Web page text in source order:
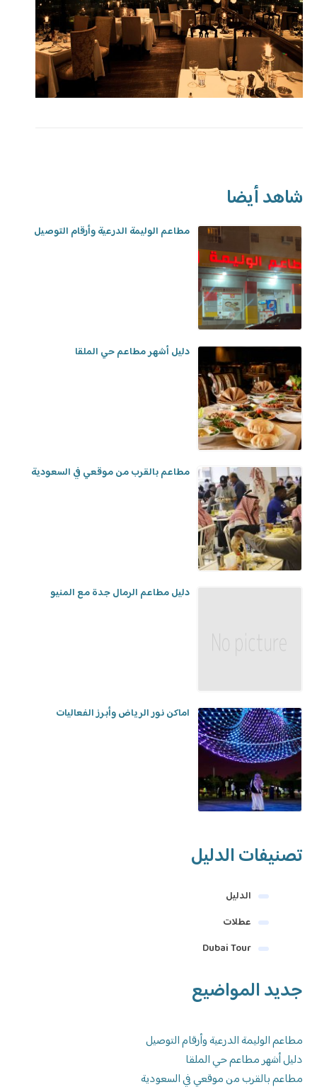
شاهد أيضا
مطاعم الوليمة الدرعية وأرقام التوصيل
دليل أشهر مطاعم حي الملقا
مطاعم بالقرب من موقعي في السعودية
دليل مطاعم الرمال جدة مع المنيو
اماكن نور الرياض وأبرز الفعاليات
تصنيفات الدليل
الدليل
عطلات
Dubai Tour
جديد المواضيع
مطاعم الوليمة الدرعية وأرقام التوصيل
دليل أشهر مطاعم حي الملقا
مطاعم بالقرب من موقعي في السعودية